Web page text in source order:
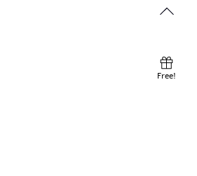
Free!